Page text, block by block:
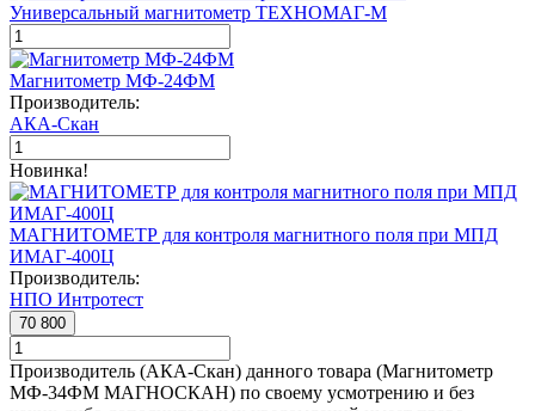
Универсальный магнитометр ТЕХНОМАГ-М
Магнитометр МФ-24ФМ
Производитель:
АКА-Скан
Новинка!
МАГНИТОМЕТР для контроля магнитного поля при МПД
ИМАГ-400Ц
Производитель:
НПО Интротест
70 800
Производитель (АКА-Скан) данного товара (Магнитометр
МФ-34ФМ МАГНОСКАН) по своему усмотрению и без